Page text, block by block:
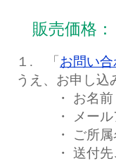
販売価格
１ . 「 お問い
うえ、お申し込
・ お名前
・ メール
・ ご所属
・ 送付先ご